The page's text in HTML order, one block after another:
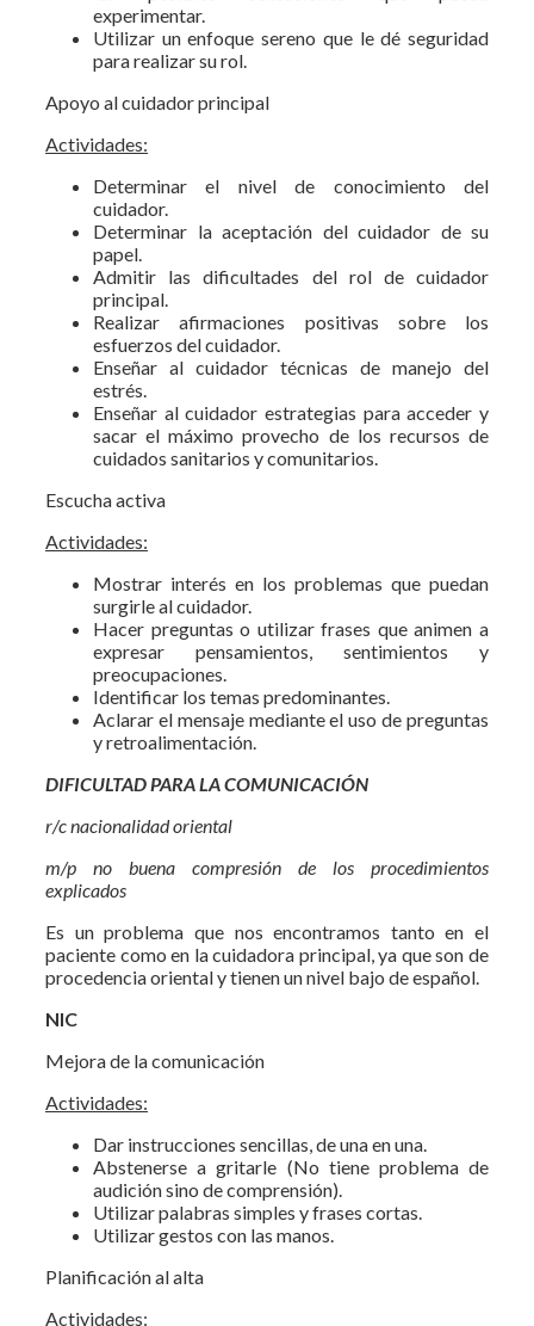
experimentar.
Utilizar un enfoque sereno que le dé seguridad
para realizar su rol.
Apoyo al cuidador principal
Actividades:
Determinar el nivel de conocimiento del
cuidador.
Determinar la aceptación del cuidador de su
papel.
Admitir las dificultades del rol de cuidador
principal.
Realizar afirmaciones positivas sobre los
esfuerzos del cuidador.
Enseñar al cuidador técnicas de manejo del
estrés.
Enseñar al cuidador estrategias para acceder y
sacar el máximo provecho de los recursos de
cuidados sanitarios y comunitarios.
Escucha activa
Actividades:
Mostrar interés en los problemas que puedan
surgirle al cuidador.
Hacer preguntas o utilizar frases que animen a
expresar pensamientos, sentimientos y
preocupaciones.
Identificar los temas predominantes.
Aclarar el mensaje mediante el uso de preguntas
y retroalimentación.
DIFICULTAD PARA LA COMUNICACIÓN
r/c nacionalidad oriental
m/p no buena compresión de los procedimientos
explicados
Es un problema que nos encontramos tanto en el
paciente como en la cuidadora principal, ya que son de
procedencia oriental y tienen un nivel bajo de español.
NIC
Mejora de la comunicación
Actividades:
Dar instrucciones sencillas, de una en una.
Abstenerse a gritarle (No tiene problema de
audición sino de comprensión).
Utilizar palabras simples y frases cortas.
Utilizar gestos con las manos.
Planificación al alta
Actividades: